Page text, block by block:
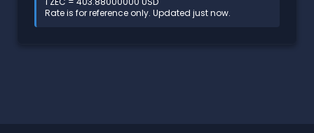
Rate is for reference only. Updated just now.